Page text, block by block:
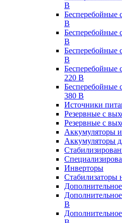
В
Бесперебойные
В
Бесперебойные
В
Бесперебойные
В
Бесперебойные
220 В
Бесперебойные
380 В
Источники
Резервные с
Резервные с
Аккумуляторы
Аккумуляторы
Инверторы
Стабилизаторы
В